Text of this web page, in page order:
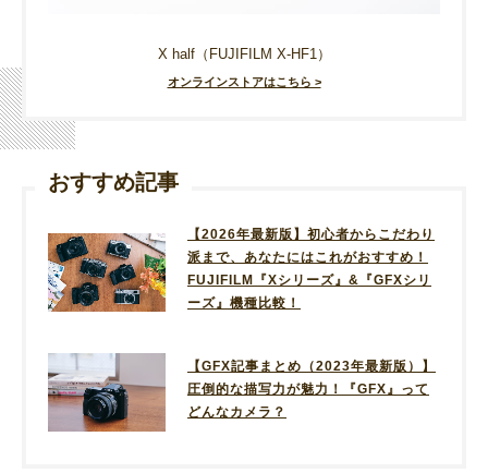
X half（FUJIFILM X-HF1）
オンラインストアはこちら >
おすすめ記事
【2026年最新版】初心者からこだわり
派まで、あなたにはこれがおすすめ！
FUJIFILM『Xシリーズ』&『GFXシリ
ーズ』機種比較！
【GFX記事まとめ（2023年最新版）】
圧倒的な描写力が魅力！『GFX』って
どんなカメラ？